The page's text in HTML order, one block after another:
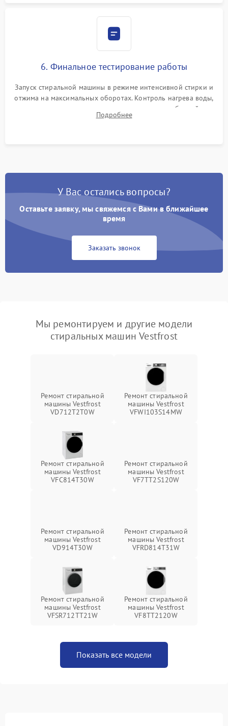
6. Финальное тестирование работы
Запуск стиральной машины в режиме интенсивной стирки и
отжима на максимальных оборотах. Контроль нагрева воды,
корректности слива, отсутствия излишних вибраций,
посторонних стуков и протечек под корпусом.
Подробнее
У Вас остались вопросы?
Оставьте заявку, мы свяжемся с Вами в ближайшее
время
Заказать звонок
Мы ремонтируем и другие модели
стиральных машин Vestfrost
Ремонт стиральной
машины Vestfrost
VD712T2T0W
Ремонт стиральной
машины Vestfrost
VFWI103S14MW
Ремонт стиральной
машины Vestfrost
VFC814T30W
Ремонт стиральной
машины Vestfrost
VF7TT2S120W
Ремонт стиральной
машины Vestfrost
VD914T30W
Ремонт стиральной
машины Vestfrost
VFRD814T31W
Ремонт стиральной
машины Vestfrost
VFSR712TT21W
Ремонт стиральной
машины Vestfrost
VF8TT2120W
Показать все модели